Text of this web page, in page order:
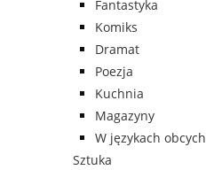
Fantastyka
Komiks
Dramat
Poezja
Kuchnia
Magazyny
W językach obcych
Sztuka